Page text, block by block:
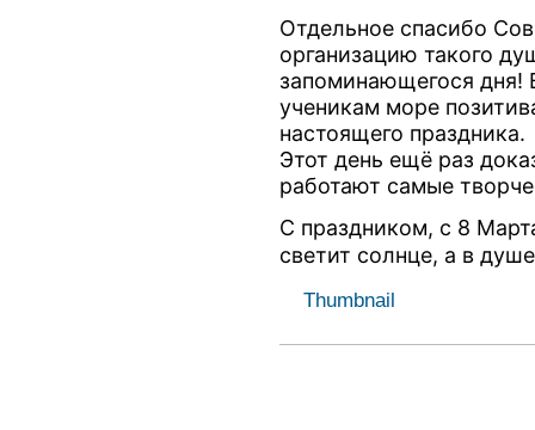
Отдельное спасибо
организацию такого
запоминающегося дня!
ученикам море
настоящего праздника.
Этот день ещё раз
работают самые
С праздником, с 8
светит солнце, а в
Thumbnail